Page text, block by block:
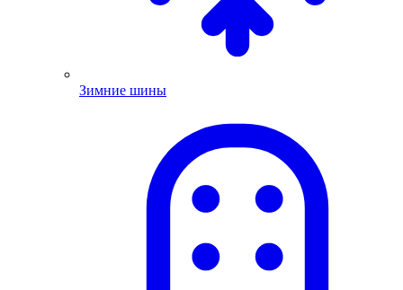
Зимние шины